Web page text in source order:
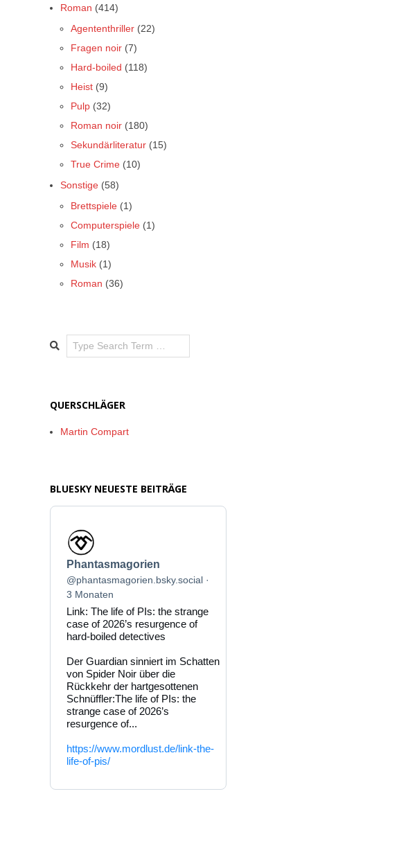
Roman (414)
Agententhriller (22)
Fragen noir (7)
Hard-boiled (118)
Heist (9)
Pulp (32)
Roman noir (180)
Sekundärliteratur (15)
True Crime (10)
Sonstige (58)
Brettspiele (1)
Computerspiele (1)
Film (18)
Musik (1)
Roman (36)
Search
QUERSCHLÄGER
Martin Compart
BLUESKY NEUESTE BEITRÄGE
Beitrag
von
Phantasmagorien
auf
Bluesky
ansehen
Phantasmagorien
@phantasmagorien.bsky.social
3 Monaten
Link: The life of PIs: the strange
case of 2026’s resurgence of
hard-boiled detectives
Der Guardian sinniert im Schatten
von Spider Noir über die
Rückkehr der hartgesottenen
Schnüffler:The life of PIs: the
strange case of 2026’s
resurgence of...
https://www.mordlust.de/link-the-
life-of-pis/